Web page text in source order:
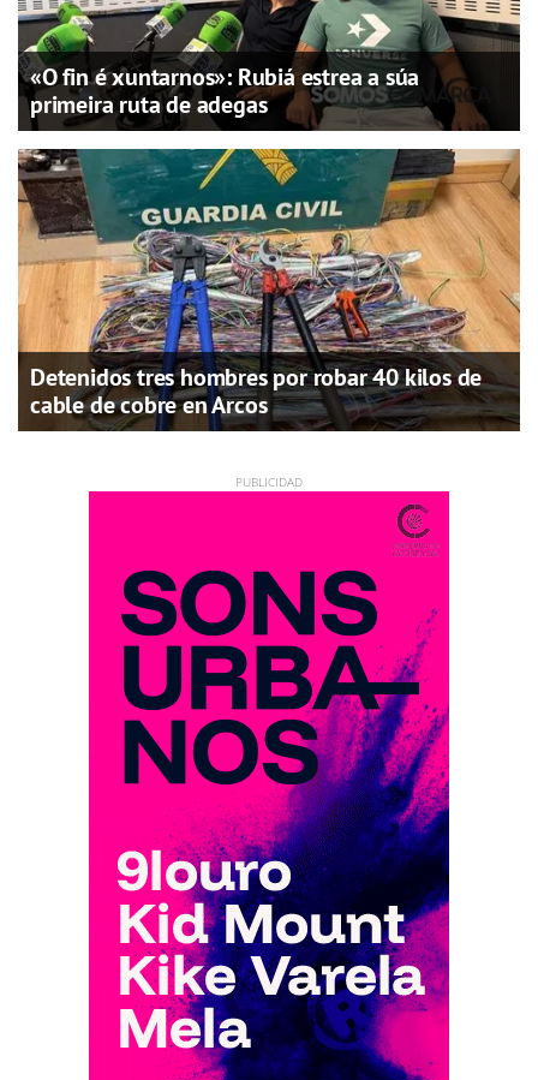
«O fin é xuntarnos»: Rubiá estrea a súa
primeira ruta de adegas
Detenidos tres hombres por robar 40 kilos de
cable de cobre en Arcos